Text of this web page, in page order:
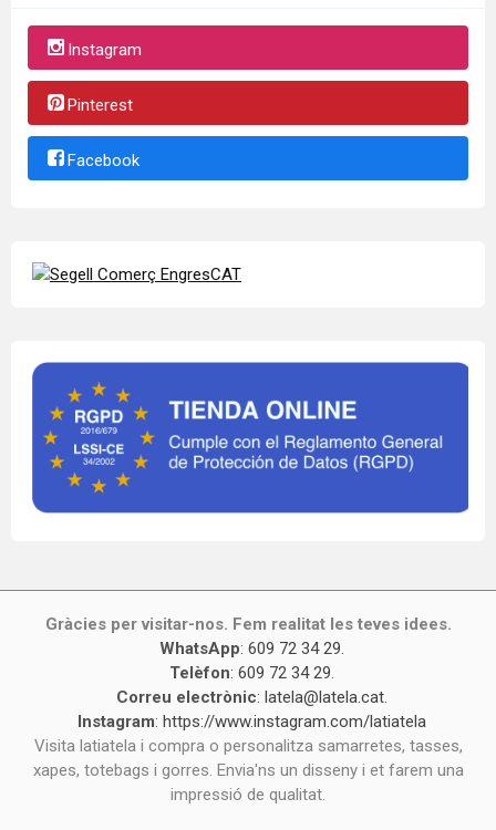
Instagram
Pinterest
Facebook
Gràcies per visitar-nos. Fem realitat les teves idees.
WhatsApp: 609 72 34 29.
Telèfon: 609 72 34 29.
Correu electrònic: latela@latela.cat.
Instagram: https://www.instagram.com/latiatela
Visita latiatela i compra o personalitza samarretes, tasses,
xapes, totebags i gorres. Envia'ns un disseny i et farem una
impressió de qualitat.